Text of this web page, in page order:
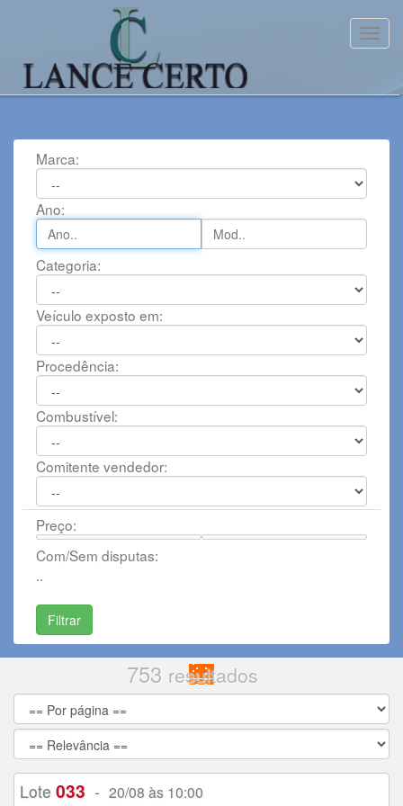
Marca:
Ano:
Categoria:
Veículo exposto em:
Procedência:
Combustível:
Comitente vendedor:
Preço:
Com/Sem disputas:
..
753 resultados
Lote 033 - 20/08 às 10:00